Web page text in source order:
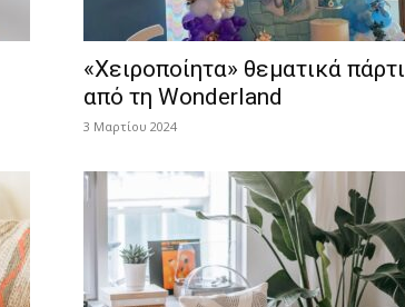
«Χειροποίητα» θεματικά πάρτι
από τη Wonderland
3 Μαρτίου 2024